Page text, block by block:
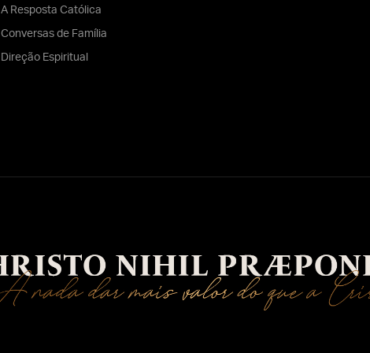
A Resposta Católica
Conversas de Família
Direção Espiritual